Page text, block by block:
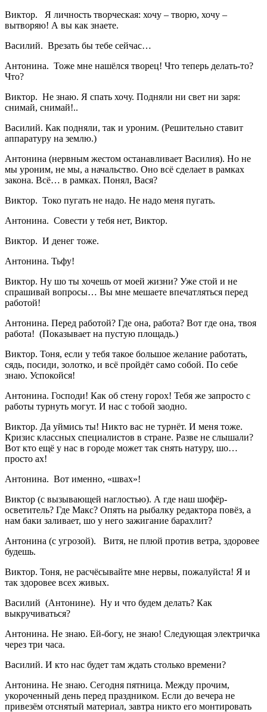
Виктор. Я личность творческая: хочу – творю, хочу –
вытворяю! А вы как знаете.
Василий. Врезать бы тебе сейчас…
Антонина. Тоже мне нашёлся творец! Что теперь делать-то?
Что?
Виктор. Не знаю. Я спать хочу. Подняли ни свет ни заря:
снимай, снимай!..
Василий. Как подняли, так и уроним. (Решительно ставит
аппаратуру на землю.)
Антонина (нервным жестом останавливает Василия). Но не
мы уроним, не мы, а начальство. Оно всё сделает в рамках
закона. Всё… в рамках. Понял, Вася?
Виктор. Токо пугать не надо. Не надо меня пугать.
Антонина. Совести у тебя нет, Виктор.
Виктор. И денег тоже.
Антонина. Тьфу!
Виктор. Ну шо ты хочешь от моей жизни? Уже стой и не
спрашивай вопросы… Вы мне мешаете впечатляться перед
работой!
Антонина. Перед работой? Где она, работа? Вот где она, твоя
работа! (Показывает на пустую площадь.)
Виктор. Тоня, если у тебя такое большое желание работать,
сядь, посиди, золотко, и всё пройдёт само собой. По себе
знаю. Успокойся!
Антонина. Господи! Как об стену горох! Тебя же запросто с
работы турнуть могут. И нас с тобой заодно.
Виктор. Да уймись ты! Никто вас не турнёт. И меня тоже.
Кризис классных специалистов в стране. Разве не слышали?
Вот кто ещё у нас в городе может так снять натуру, шо…
просто ах!
Антонина. Вот именно, «швах»!
Виктор (с вызывающей наглостью). А где наш шофёр-
осветитель? Где Макс? Опять на рыбалку редактора повёз, а
нам баки заливает, шо у него зажигание барахлит?
Антонина (с угрозой). Витя, не плюй против ветра, здоровее
будешь.
Виктор. Тоня, не расчёсывайте мне нервы, пожалуйста! Я и
так здоровее всех живых.
Василий (Антонине). Ну и что будем делать? Как
выкручиваться?
Антонина. Не знаю. Ей-богу, не знаю! Следующая электричка
через три часа.
Василий. И кто нас будет там ждать столько времени?
Антонина. Не знаю. Сегодня пятница. Между прочим,
укороченный день перед праздником. Если до вечера не
привезём отснятый материал, завтра никто его монтировать